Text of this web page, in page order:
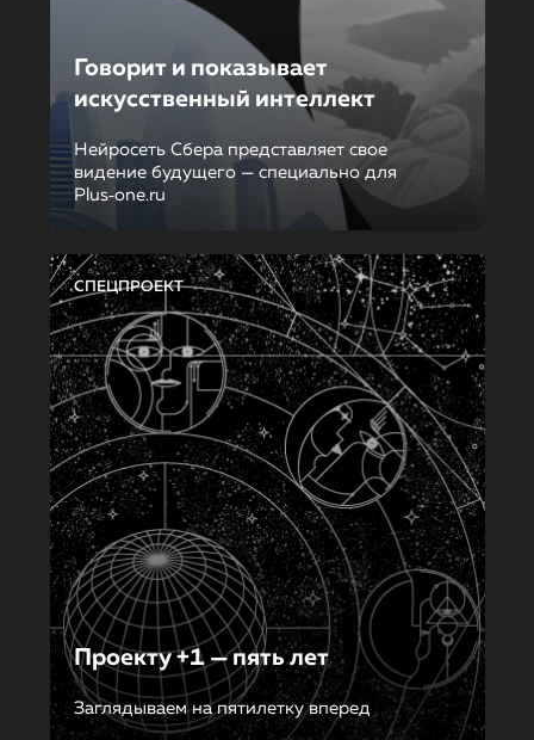
Говорит и показывает
искусственный интеллект
Нейросеть Сбера представляет свое
видение будущего — специально для
Plus‑one.ru
СПЕЦПРОЕКТ
Проекту +1 — пять лет
Заглядываем на пятилетку вперед